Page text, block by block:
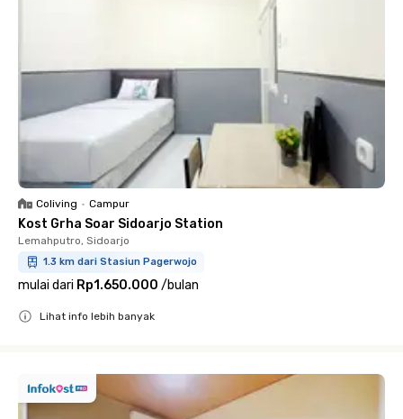
Coliving • Campur
Kost Grha Soar Sidoarjo Station
Lemahputro, Sidoarjo
1.3 km dari Stasiun Pagerwojo
mulai dari Rp1.650.000 /bulan
Lihat info lebih banyak